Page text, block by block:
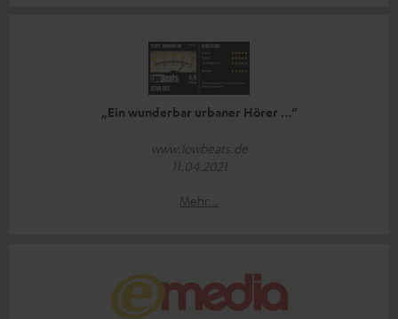
„Ein wunderbar urbaner Hörer …“
www.lowbeats.de
11.04.2021
Mehr...